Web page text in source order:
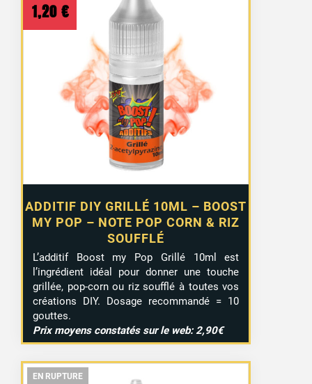
ADDITIF DIY GRILLÉ 10ML – BOOST
MY POP – NOTE POP CORN & RIZ
SOUFFLÉ
1,20 €
L’additif Boost my Pop Grillé 10ml est
l’ingrédient idéal pour donner une touche
grillée, pop-corn ou riz soufflé à toutes vos
créations DIY. Dosage recommandé = 10
gouttes.
Prix moyens constatés sur le web: 2,90€
EN RUPTURE
EN RUPTURE
EN RUPTURE